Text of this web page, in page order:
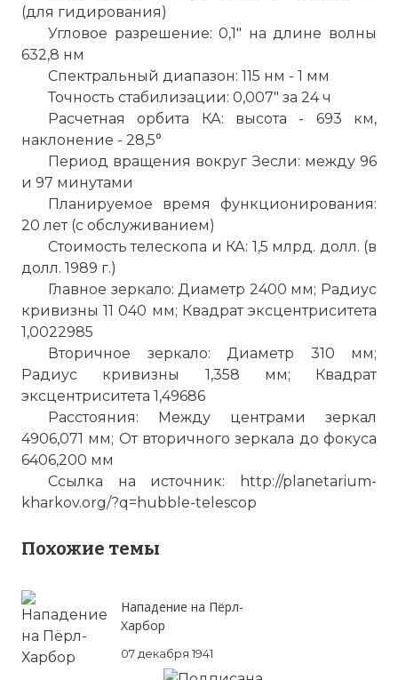
(для гидирования)
Угловое разрешение: 0,1" на длине волны
632,8 нм
Спектральный диапазон: 115 нм - 1 мм
Точность стабилизации: 0,007" за 24 ч
Расчетная орбита КА: высота - 693 км,
наклонение - 28,5°
Период вращения вокруг Зесли: между 96
и 97 минутами
Планируемое время функционирования:
20 лет (с обслуживанием)
Стоимость телескопа и КА: 1,5 млрд. долл. (в
долл. 1989 г.)
Главное зеркало: Диаметр 2400 мм; Радиус
кривизны 11 040 мм; Квадрат эксцентриситета
1,0022985
Вторичное зеркало: Диаметр 310 мм;
Радиус кривизны 1,358 мм; Квадрат
эксцентриситета 1,49686
Расстояния: Между центрами зеркал
4906,071 мм; От вторичного зеркала до фокуса
6406,200 мм
Ссылка на источник: http://planetarium-
kharkov.org/?q=hubble-telescop
Похожие темы
Нападение на Пёрл-
Харбор
07 декабря 1941